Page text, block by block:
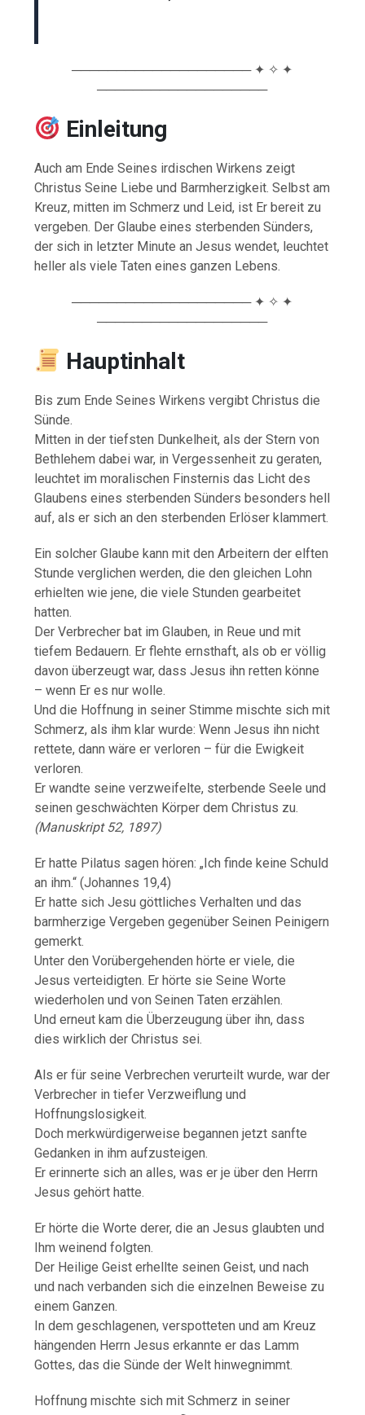
──────────────────── ✦ ✧ ✦
───────────────────
Einleitung
Auch am Ende Seines irdischen Wirkens zeigt
Christus Seine Liebe und Barmherzigkeit. Selbst am
Kreuz, mitten im Schmerz und Leid, ist Er bereit zu
vergeben. Der Glaube eines sterbenden Sünders,
der sich in letzter Minute an Jesus wendet, leuchtet
heller als viele Taten eines ganzen Lebens.
──────────────────── ✦ ✧ ✦
───────────────────
Hauptinhalt
Bis zum Ende Seines Wirkens vergibt Christus die
Sünde.
Mitten in der tiefsten Dunkelheit, als der Stern von
Bethlehem dabei war, in Vergessenheit zu geraten,
leuchtet im moralischen Finsternis das Licht des
Glaubens eines sterbenden Sünders besonders hell
auf, als er sich an den sterbenden Erlöser klammert.
Ein solcher Glaube kann mit den Arbeitern der elften
Stunde verglichen werden, die den gleichen Lohn
erhielten wie jene, die viele Stunden gearbeitet
hatten.
Der Verbrecher bat im Glauben, in Reue und mit
tiefem Bedauern. Er flehte ernsthaft, als ob er völlig
davon überzeugt war, dass Jesus ihn retten könne
– wenn Er es nur wolle.
Und die Hoffnung in seiner Stimme mischte sich mit
Schmerz, als ihm klar wurde: Wenn Jesus ihn nicht
rettete, dann wäre er verloren – für die Ewigkeit
verloren.
Er wandte seine verzweifelte, sterbende Seele und
seinen geschwächten Körper dem Christus zu.
(Manuskript 52, 1897)
Er hatte Pilatus sagen hören: „Ich finde keine Schuld
an ihm.“ (Johannes 19,4)
Er hatte sich Jesu göttliches Verhalten und das
barmherzige Vergeben gegenüber Seinen Peinigern
gemerkt.
Unter den Vorübergehenden hörte er viele, die
Jesus verteidigten. Er hörte sie Seine Worte
wiederholen und von Seinen Taten erzählen.
Und erneut kam die Überzeugung über ihn, dass
dies wirklich der Christus sei.
Als er für seine Verbrechen verurteilt wurde, war der
Verbrecher in tiefer Verzweiflung und
Hoffnungslosigkeit.
Doch merkwürdigerweise begannen jetzt sanfte
Gedanken in ihm aufzusteigen.
Er erinnerte sich an alles, was er je über den Herrn
Jesus gehört hatte.
Er hörte die Worte derer, die an Jesus glaubten und
Ihm weinend folgten.
Der Heilige Geist erhellte seinen Geist, und nach
und nach verbanden sich die einzelnen Beweise zu
einem Ganzen.
In dem geschlagenen, verspotteten und am Kreuz
hängenden Herrn Jesus erkannte er das Lamm
Gottes, das die Sünde der Welt hinwegnimmt.
Hoffnung mischte sich mit Schmerz in seiner